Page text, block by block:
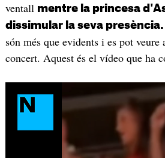
ventall mentre la princesa
dissimular la seva presència.
són més que evidents i es pot veure
concert. Aquest és el vídeo que ha